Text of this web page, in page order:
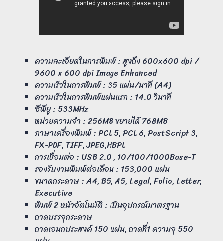
ความละเอียดในการพิมพ์ : สูงถึง 600x600 dpi /
9600 x 600 dpi Image Enhanced
ความเร็วในการพิมพ์ : 35 แผ่น/นาที (A4)
ความเร็วในการพิมพ์แผ่นแรก : 14.0 วินาที
ซีพียู : 533MHz
หน่วยความจำ : 256MB ขยายได้ 768MB
ภาษาเครื่องพิมพ์ : PCL 5, PCL 6, PostScript 3,
FX-PDF, TIFF, JPEG,HBPL
การเชื่อมต่อ : USB 2.0 , 10/100/1000Base-T
รองรับงานพิมพ์ต่อเดือน : 153,000 แผ่น
ขนาดกระดาษ : A4, B5, A5, Legal, Folio, Letter,
Executive
พิมพ์ 2 หน้าอัตโนมัติ : เป็นอุปกรณ์มาตรฐาน
ถาดบรรจุกระดาษ
ถาดเอนกประสงค์ 150 แผ่น, ถาดที่1 ความจุ 550